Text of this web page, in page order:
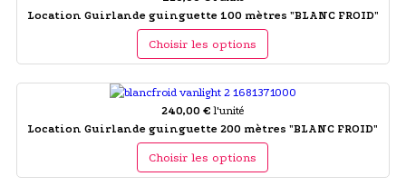
Location Guirlande guinguette 100 mètres "BLANC FROID"
Choisir les options
240,00 € l'unité
Location Guirlande guinguette 200 mètres "BLANC FROID"
Choisir les options